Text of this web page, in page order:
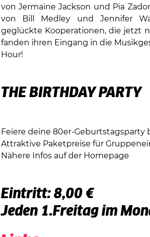
von Jermaine Jackson und Pia
von Bill Medley und Jennifer
geglückte Kooperationen, die jetzt
fanden ihren Eingang in die
Hour!
THE BIRTHDAY PARTY
Feiere deine 80er-Geburtstagsparty
Attraktive Paketpreise für
Nähere Infos auf der Homepage
Eintritt: 8,00 €
Jeden 1.Freitag im